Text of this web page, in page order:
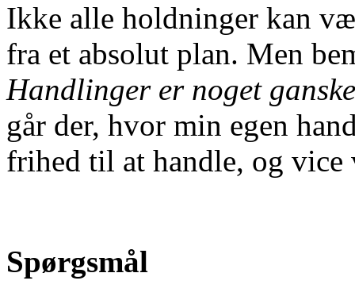
Ikke alle holdninger kan
fra et absolut plan. Men
Handlinger er noget
går der, hvor min egen
frihed til at handle, og vice
Spørgsmål